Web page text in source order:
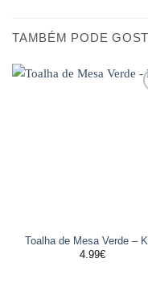
TAMBÉM PODE
Toalha de Mesa Verde –
4.99€